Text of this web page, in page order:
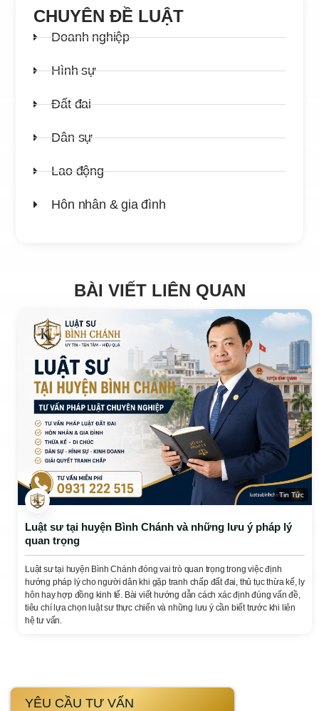
CHUYÊN ĐỀ LUẬT
Doanh nghiệp
Hình sự
Đất đai
Dân sự
Lao động
Hôn nhân & gia đình
BÀI VIẾT LIÊN QUAN
Tin Tức
Luật sư tại huyện Bình Chánh và những lưu ý pháp lý
quan trọng
Luật sư tại huyện Bình Chánh đóng vai trò quan trọng trong việc định
hướng pháp lý cho người dân khi gặp tranh chấp đất đai, thủ tục thừa kế, ly
hôn hay hợp đồng kinh tế. Bài viết hướng dẫn cách xác định đúng vấn đề,
tiêu chí lựa chọn luật sư thực chiến và những lưu ý cần biết trước khi liên
hệ tư vấn.
YÊU CẦU TƯ VẤN